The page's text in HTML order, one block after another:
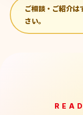
ご相談・ご紹介は
さい。